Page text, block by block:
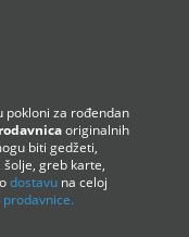
pokloni za rođendan
originalnih
biti gedžeti,
greb karte,
dostavu na celoj
prodavnice.